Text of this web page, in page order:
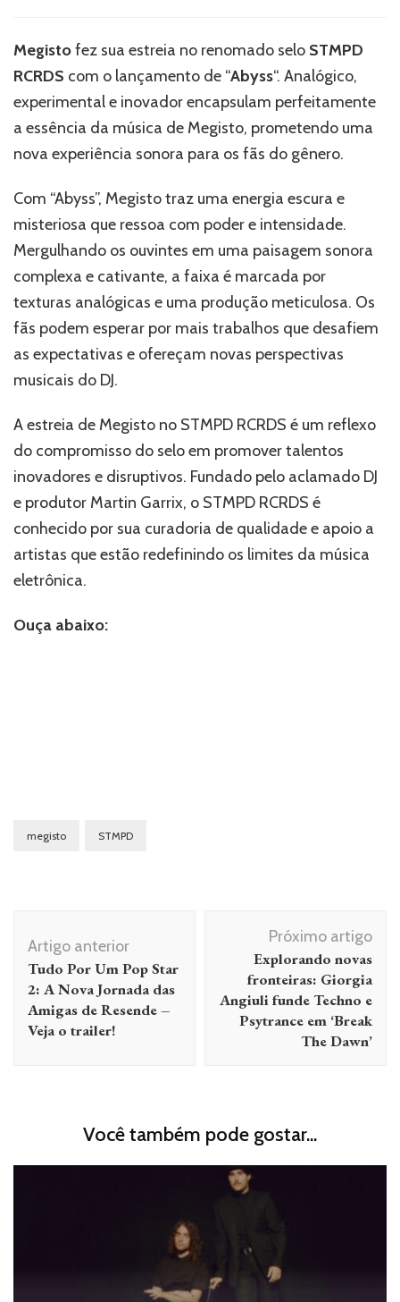
com
em
estreia
STMPD
RCRDS
Megistofez sua estreia no renomado selo STMPD
RCRDS com o lançamento de “Abyss“. Analógico,
experimental e inovador encapsulam perfeitamente
a essência da música de Megisto, prometendo uma
nova experiência sonora para os fãs do gênero.
Com “Abyss”, Megisto traz uma energia escura e
misteriosa que ressoa com poder e intensidade.
Mergulhando os ouvintes em uma paisagem sonora
complexa e cativante, a faixa é marcada por
texturas analógicas e uma produção meticulosa. Os
fãs podem esperar por mais trabalhos que desafiem
as expectativas e ofereçam novas perspectivas
musicais do DJ.
A estreia de Megisto no STMPD RCRDS é um reflexo
do compromisso do selo em promover talentos
inovadores e disruptivos. Fundado pelo aclamado DJ
e produtor Martin Garrix, o STMPD RCRDS é
conhecido por sua curadoria de qualidade e apoio a
artistas que estão redefinindo os limites da música
eletrônica.
Ouça abaixo:
megisto STMPD
de
post
Artigo anterior
Tudo Por Um Pop Star
2: A Nova Jornada das
Amigas de Resende –
Veja o trailer!
Próximo artigo
Explorando novas
fronteiras: Giorgia
Angiuli funde Techno e
Psytrance em ‘Break
The Dawn’
Você também pode gostar...